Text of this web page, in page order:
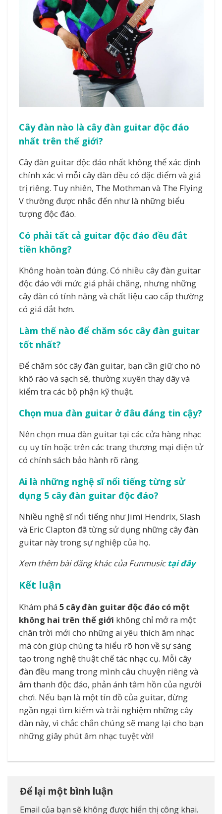
Cây đàn nào là cây đàn guitar độc đáo
nhất trên thế giới?
Cây đàn guitar độc đáo nhất không thể xác định
chính xác vì mỗi cây đàn đều có đặc điểm và giá
trị riêng. Tuy nhiên, The Mothman và The Flying
V thường được nhắc đến như là những biểu
tượng độc đáo.
Có phải tất cả guitar độc đáo đều đắt
tiền không?
Không hoàn toàn đúng. Có nhiều cây đàn guitar
độc đáo với mức giá phải chăng, nhưng những
cây đàn có tính năng và chất liệu cao cấp thường
có giá đắt hơn.
Làm thế nào để chăm sóc cây đàn guitar
tốt nhất?
Để chăm sóc cây đàn guitar, bạn cần giữ cho nó
khô ráo và sạch sẽ, thường xuyên thay dây và
kiểm tra các bộ phận kỹ thuật.
Chọn mua đàn guitar ở đâu đáng tin cậy?
Nên chọn mua đàn guitar tại các cửa hàng nhạc
cụ uy tín hoặc trên các trang thương mại điện tử
có chính sách bảo hành rõ ràng.
Ai là những nghệ sĩ nổi tiếng từng sử
dụng 5 cây đàn guitar độc đáo?
Nhiều nghệ sĩ nổi tiếng như Jimi Hendrix, Slash
và Eric Clapton đã từng sử dụng những cây đàn
guitar này trong sự nghiệp của họ.
Xem thêm bài đăng khác của Funmusictại đây
Kết luận
Khám phá 5 cây đàn guitar độc đáo có một
không hai trên thế giới không chỉ mở ra một
chân trời mới cho những ai yêu thích âm nhạc
mà còn giúp chúng ta hiểu rõ hơn về sự sáng
tạo trong nghệ thuật chế tác nhạc cụ. Mỗi cây
đàn đều mang trong mình câu chuyện riêng và
âm thanh độc đáo, phản ánh tâm hồn của người
chơi. Nếu bạn là một tín đồ của guitar, đừng
ngần ngại tìm kiếm và trải nghiệm những cây
đàn này, vì chắc chắn chúng sẽ mang lại cho bạn
những giây phút âm nhạc tuyệt vời!
Để lại một bình luận
Email của bạn sẽ không được hiển thị công khai.